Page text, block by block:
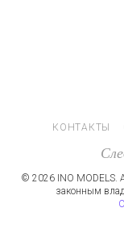
КОНТАКТЫ
© 2026 INO MODELS.
законным